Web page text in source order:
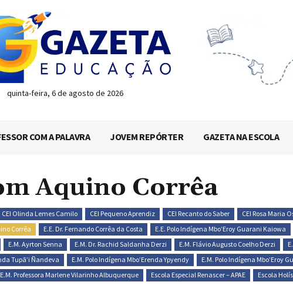
quinta-feira, 6 de agosto de 2026
COM A PALAVRA JOVEM REPÓRTER GAZETA NA ESCOLA
Aquino Corrêa
CEI Olinda Lemes Camilo CEI Pequeno Aprendiz CEI Recanto do Saber CEI Rosa Maria
Corrêa E.E. Dr. Fernando Corrêa da Costa E.E. Polo Indígena Mbo’Eroy Guarani Kaiowa
E.M. Ayrton Senna E.M. Dr. Rachid Saldanha Derzi E.M. Flávio Augusto Coelho Derzi
Tupã’i Ñandeva E.M. Polo Indígena Mbo’Erenda Ypyendy
E.M. Polo Indígena Mbo’Eroy
E.M. Professora Marlene Vilarinho Albuquerque Escola Especial Renascer – APAE Escola